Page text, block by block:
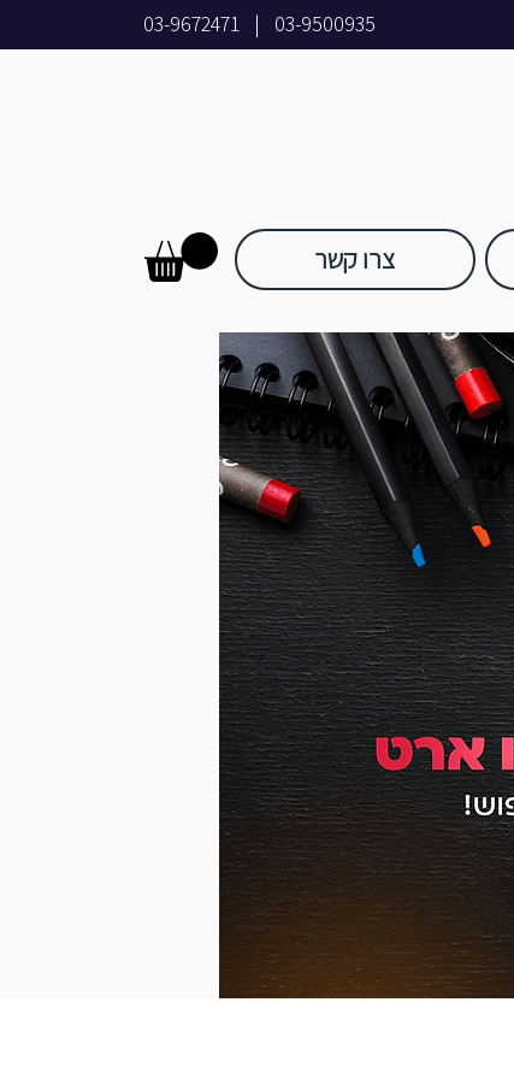
03-9500935
|
03-9672471
צרו קשר